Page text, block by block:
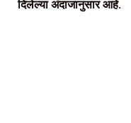
दिलेल्या अंदाजानुसार आहे.